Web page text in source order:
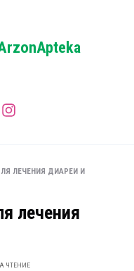
ЛЕЧЕНИЯ ДИАРЕИ И
лечения
ЧТЕНИЕ